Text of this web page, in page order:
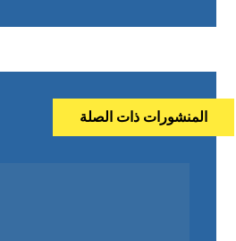
المنشورات ذات الصلة